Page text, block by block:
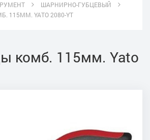
ШАРНИРНО-ГУБЦЕВЫЙ
115ММ. YATO 2080-YT
комб. 115мм. Yato